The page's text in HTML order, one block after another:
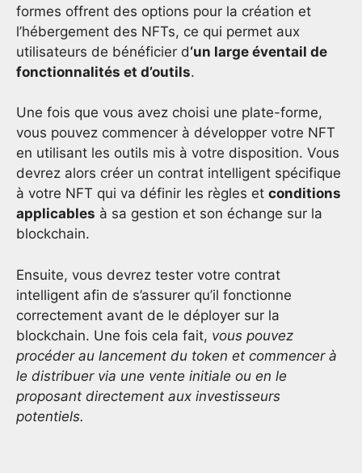
formes offrent des options pour la création et
l’hébergement des NFTs, ce qui permet aux
utilisateurs de bénéficier d‘un large éventail de
fonctionnalités et d’outils.
Une fois que vous avez choisi une plate-forme,
vous pouvez commencer à développer votre NFT
en utilisant les outils mis à votre disposition. Vous
devrez alors créer un contrat intelligent spécifique
à votre NFT qui va définir les règles et conditions
applicables à sa gestion et son échange sur la
blockchain.
Ensuite, vous devrez tester votre contrat
intelligent afin de s’assurer qu’il fonctionne
correctement avant de le déployer sur la
blockchain. Une fois cela fait, vous pouvez
procéder au lancement du token et commencer à
le distribuer via une vente initiale ou en le
proposant directement aux investisseurs
potentiels.